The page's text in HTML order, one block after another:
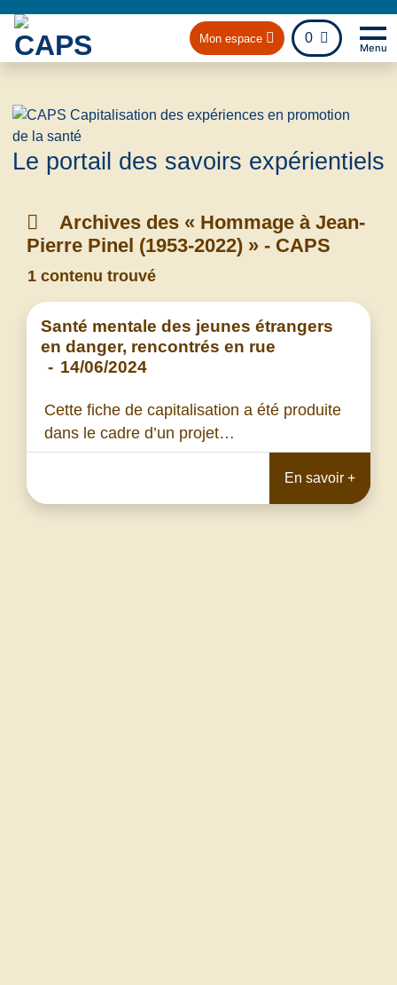
Mon espace 0
fichier
Menu
Le portail des savoirs expérientiels
Archives des « Hommage à Jean-
Pierre Pinel (1953-2022) » - CAPS
1 contenu trouvé
Santé mentale des jeunes étrangers
en danger, rencontrés en rue
- 14/06/2024
Cette fiche de capitalisation a été produite
dans le cadre d’un projet…
En savoir +